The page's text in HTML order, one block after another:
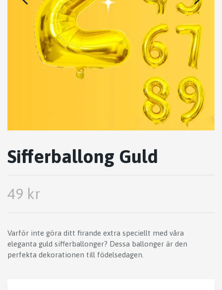
Sifferballong Guld
49 kr
Varför inte göra ditt firande extra speciellt med våra
eleganta guld sifferballonger? Dessa ballonger är den
perfekta dekorationen till födelsedagen.